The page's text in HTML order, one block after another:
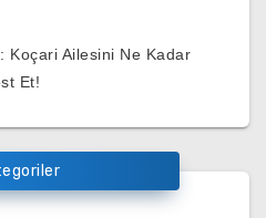
Koçari Ailesini Ne Kadar
Et!